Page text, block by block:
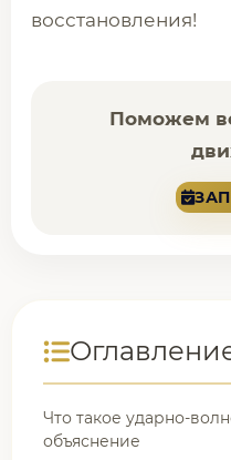
восстановления!
Поможем
Что такое ударно-
объяснение